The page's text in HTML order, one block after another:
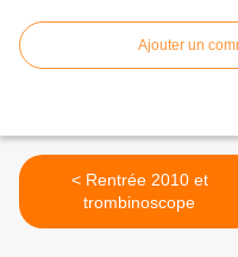
Ajouter un
< Rentrée 2010 et
trombinoscope